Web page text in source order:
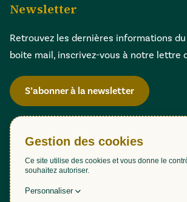
Newsletter
Retrouvez les dernières informations
boite mail, inscrivez-vous à notre lettre
S’abonner à la newsletter
Gestion des cookies
Accessibilité : partiellement
Mentions légales
Politique de confidentialité